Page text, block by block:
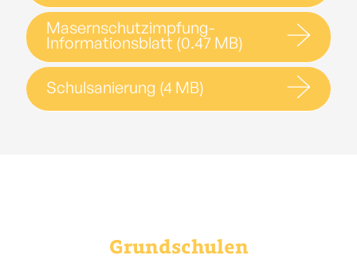
Masernschutzimpfung-
Informationsblatt (0.47 MB)
Schulsanierung (4 MB)
Grundschulen